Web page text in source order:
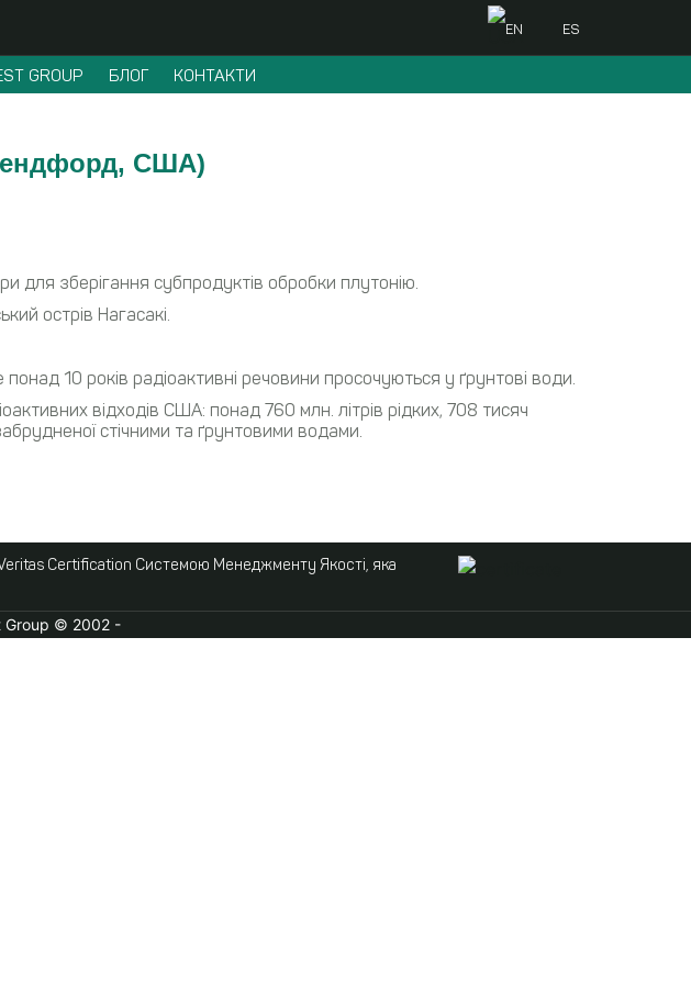
EN ES
GROUP БЛОГ КОНТАКТИ
США)
для зберігання субпродуктів обробки плутонію.
острів Нагасакі.
10 років радіоактивні речовини просочуються у ґрунтові води.
відходів США: понад 760 млн. літрів рідких, 708 тисяч
стічними та ґрунтовими водами.
Certification Системою Менеджменту Якості, яка
Group © 2002 -